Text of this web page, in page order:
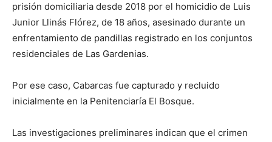
prisión domiciliaria desde 2018 por el homicidio de Luis
Junior Llinás Flórez, de 18 años, asesinado durante un
enfrentamiento de pandillas registrado en los conjuntos
residenciales de Las Gardenias.
Por ese caso, Cabarcas fue capturado y recluido
inicialmente en la Penitenciaría El Bosque.
Las investigaciones preliminares indican que el crimen